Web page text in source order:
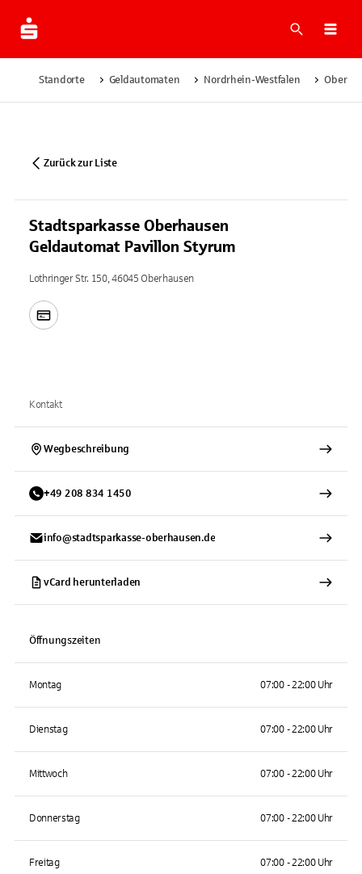
Suche
Standorte Geldautomaten Nordrhein-Westfalen
Zurück zur Liste
Stadtsparkasse Oberhausen
Geldautomat Pavillon Styrum
Lothringer Str. 150, 46045 Oberhausen
Kontakt
Wegbeschreibung
+49 208 834 1450
info@stadtsparkasse-oberhausen.de
vCard herunterladen
Öffnungszeiten
Montag 07:00 - 22:00 Uhr
Dienstag 07:00 - 22:00 Uhr
Mittwoch 07:00 - 22:00 Uhr
Donnerstag 07:00 - 22:00 Uhr
Freitag 07:00 - 22:00 Uhr